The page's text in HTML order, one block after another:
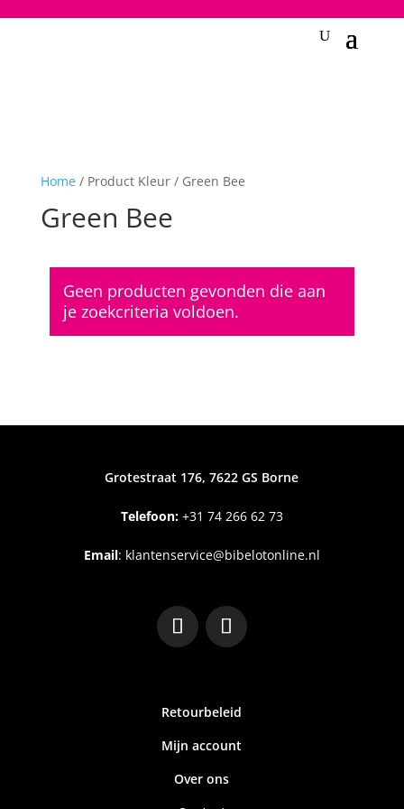
Home/ Product Kleur / Green Bee
Green Bee
Geen producten gevonden die aan
je zoekcriteria voldoen.
Grotestraat 176, 7622 GS Borne
Telefoon:+31 74 266 62 73
Email: klantenservice@bibelotonline.nl
Retourbeleid
Mijn account
Over ons